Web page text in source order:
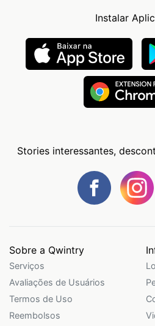
Instalar
Stories interessantes,
Sobre a Qwintry
Serviços
Avaliações de Usuários
Termos de Uso
Reembolsos